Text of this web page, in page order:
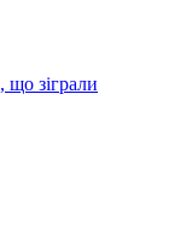
що зіграли